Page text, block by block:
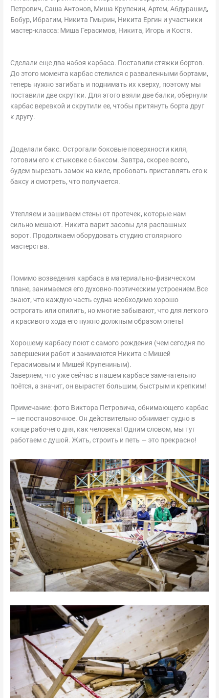
Петрович, Саша Антонов, Миша Крупенин, Артем, Абдурашид,
Бобур, Ибрагим, Никита Гмырин, Никита Ергин и участники
мастер-класса: Миша Герасимов, Никита, Игорь и Костя.
Сделали еще два набоя карбаса. Поставили стяжки бортов.
До этого момента карбас стелился с разваленными бортами,
теперь нужно загибать и поднимать их кверху, поэтому мы
поставили две скрутки. Для этого взяли две балки, обернули
карбас веревкой и скрутили ее, чтобы притянуть борта друг
к другу.
Доделали бакс. Острогали боковые поверхности киля,
готовим его к стыковке с баксом. Завтра, скорее всего,
будем вырезать замок на киле, пробовать приставлять его к
баксу и смотреть, что получается.
Утепляем и зашиваем стены от протечек, которые нам
сильно мешают. Никита варит засовы для распашных
ворот. Продолжаем оборудовать студию столярного
мастерства.
Помимо возведения карбаса в материально-физическом
плане, занимаемся его духовно-поэтическим устроением.Все
знают, что каждую часть судна необходимо хорошо
острогать или опилить, но многие забывают, что для легкого
и красивого хода его нужно должным образом опеть!
Хорошему карбасу поют с самого рождения (чем сегодня по
завершении работ и занимаются Никита с Мишей
Герасимовым и Мишей Крупениным).
Заверяем, что уже сейчас в нашем карбасе замечательно
поётся, а значит, он вырастет большим, быстрым и крепким!
Примечание: фото Виктора Петровича, обнимающего карбас
— не постановочное. Он действительно обнимает судно в
конце рабочего дня, как человека! Одним словом, мы тут
работаем с душой. Жить, строить и петь — это прекрасно!